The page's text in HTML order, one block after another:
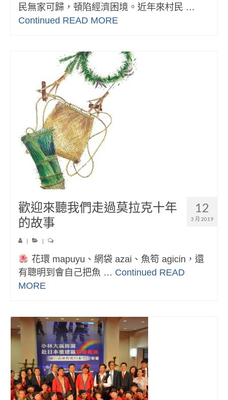
民無家可歸，頓陷經濟困境。近年來村民 …
Continued READ MORE
12
3 月 2019
歡迎來聽我們走過莫拉克十年
的故事
| |
花環 mapuyu、網袋 azai、魚笱 agicin，還
有聰明到會自己把魚 … Continued READ
MORE